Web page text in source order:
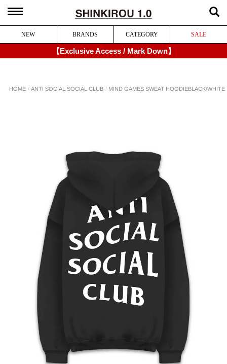
NEW BRANDS CATEGORY SALE
【Exclusive Access / Mark Down】
HOME ANTI SOCIAL SOCIAL CLUB MIND GAMES SWEAT HOODIEBLACK/WHITE